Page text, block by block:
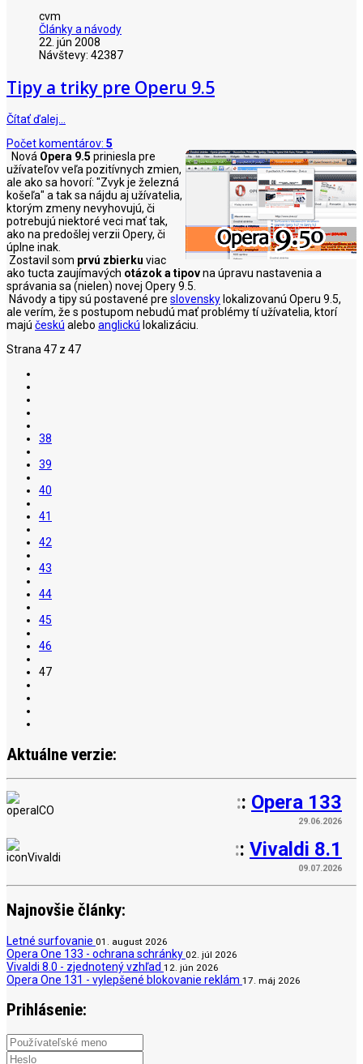
cvm
Články a návody
22. jún 2008
Návštevy: 42387
Tipy a triky pre Operu 9.5
Čítať ďalej…
Počet komentárov: 5
Nová Opera 9.5 priniesla pre
užívateľov veľa pozitívnych zmien,
ale ako sa hovorí: "Zvyk je železná
košeľa" a tak sa nájdu aj užívatelia,
ktorým zmeny nevyhovujú, či
potrebujú niektoré veci mať tak,
ako na predošlej verzii Opery, či
úplne inak.
Zostavil som prvú zbierku viac
ako tucta zaujímavých otázok a tipovna úpravu nastavenia a
správania sa (nielen) novej Opery 9.5.
Návody a tipy sú postavené pre slovensky lokalizovanú Operu 9.5,
ale verím, že s postupom nebudú mať problémy tí užívatelia, ktorí
majú českú alebo anglickú lokalizáciu.
Strana 47 z 47
38
39
40
41
42
43
44
45
46
47
Aktuálne verzie:
:: Opera 133
29.06.2026
:: Vivaldi 8.1
09.07.2026
Najnovšie články:
Letné surfovanie 01. august 2026
Opera One 133 - ochrana schránky 02. júl 2026
Vivaldi 8.0 - zjednotený vzhľad 12. jún 2026
Opera One 131 - vylepšené blokovanie reklám 17. máj 2026
Prihlásenie: